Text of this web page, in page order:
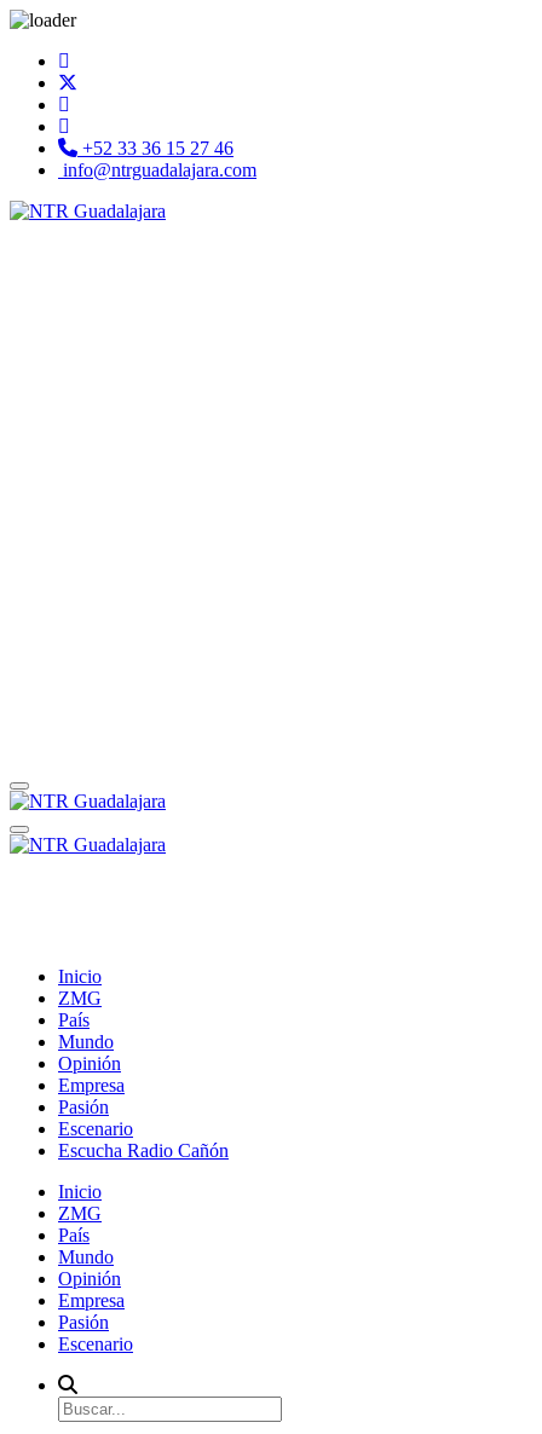
+52 33 36 15 27 46
info@ntrguadalajara.com
Inicio
ZMG
País
Mundo
Opinión
Empresa
Pasión
Escenario
Escucha Radio Cañón
Inicio
ZMG
País
Mundo
Opinión
Empresa
Pasión
Escenario